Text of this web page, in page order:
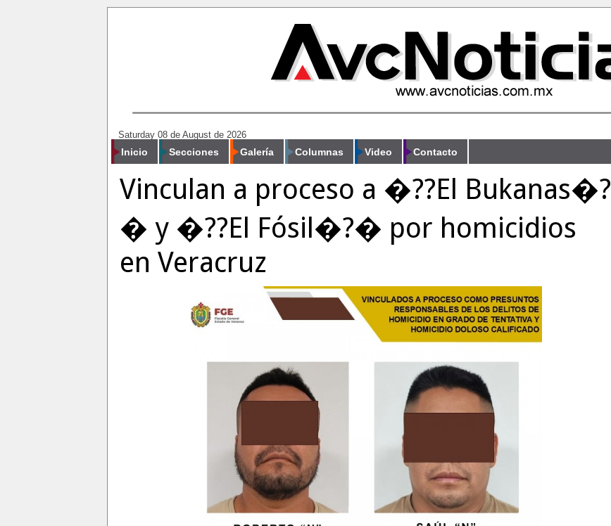
Saturday 08 de August de 2026
Inicio Secciones Galería Columnas Video Contacto
Vinculan a proceso a �??El Bukanas�?
� y �??El Fósil�?� por homicidios
en Veracruz